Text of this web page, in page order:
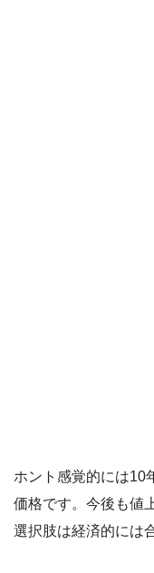
ホント感覚的には10
価格です。今後も値
選択肢は経済的には